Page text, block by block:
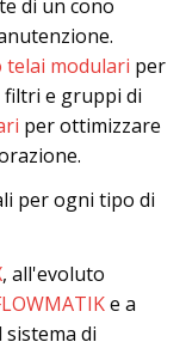
di un cono
telai modulari per
filtri e gruppi di
per ottimizzare
per ogni tipo di
, all'evoluto
e a
sistema di